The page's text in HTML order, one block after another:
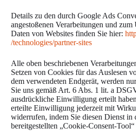
Details zu den durch Google Ads
angestoßenen Verarbeitungen und
Daten von Websites finden Sie hier:
/technologies/partner-sites
Alle oben beschriebenen
Setzen von Cookies für das Auslesen
dem verwendeten Endgerät, werden
Sie uns gemäß Art. 6 Abs. 1 lit. a
ausdrückliche Einwilligung erteilt
erteilte Einwilligung jederzeit mit
widerrufen, indem Sie diesen Dienst in
bereitgestellten „Cookie-Consent-